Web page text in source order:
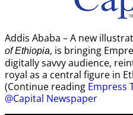
Addis Ababa – A new
of Ethiopia, is bringing
digitally savvy audience,
royal as a central figure in
(Continue reading Empress
@Capital Newspaper